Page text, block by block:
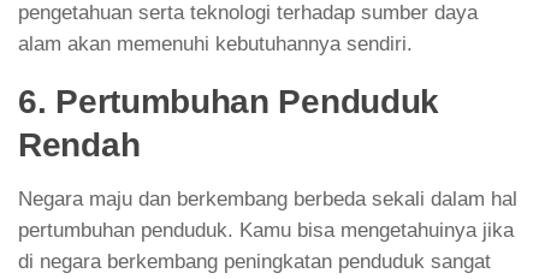
pengetahuan serta teknologi terhadap sumber daya
alam akan memenuhi kebutuhannya sendiri.
6. Pertumbuhan Penduduk
Rendah
Negara maju dan berkembang berbeda sekali dalam hal
pertumbuhan penduduk. Kamu bisa mengetahuinya jika
di negara berkembang peningkatan penduduk sangat